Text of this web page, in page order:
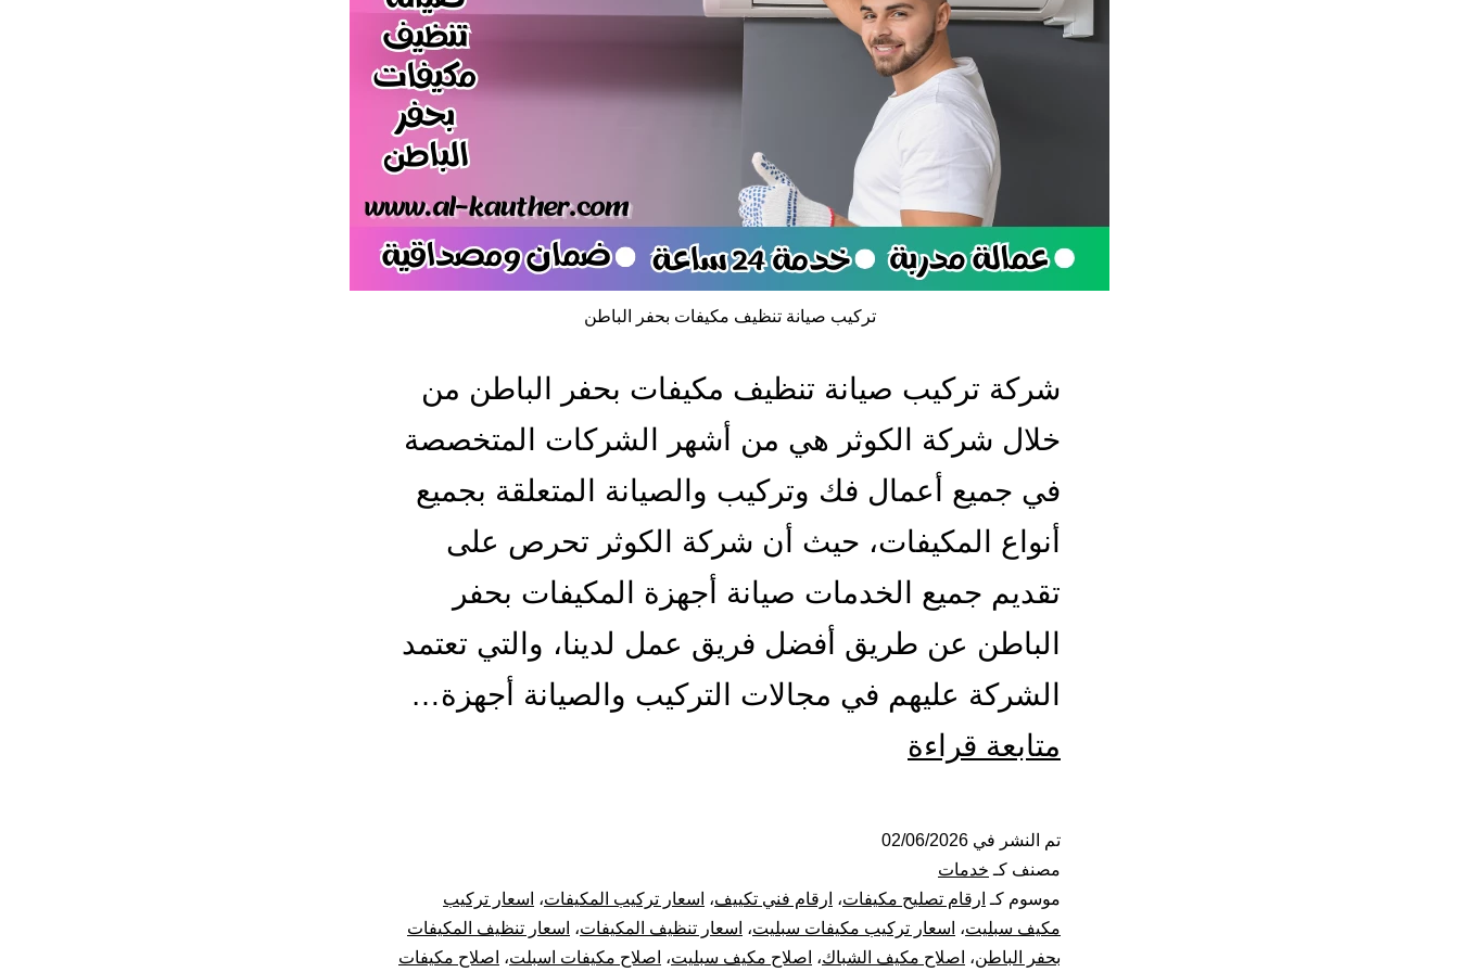
تركيب صيانة تنظيف مكيفات بحفر الباطن
شركة تركيب صيانة تنظيف مكيفات بحفر الباطن من
خلال شركة الكوثر هي من أشهر الشركات المتخصصة
في جميع أعمال فك وتركيب والصيانة المتعلقة بجميع
أنواع المكيفات، حيث أن شركة الكوثر تحرص على
تقديم جميع الخدمات صيانة أجهزة المكيفات بحفر
الباطن عن طريق أفضل فريق عمل لدينا، والتي تعتمد
الشركة عليهم في مجالات التركيب والصيانة أجهزة…
متابعة قراءة
تنظيف
مكيفات
بحفر
تم النشر في 02/06/2026
مصنف كـ خدمات
موسوم كـ ارقام تصليح مكيفات، ارقام فني تكييف، اسعار تركيب المكيفات، اسعار تركيب
مكيف سبليت، اسعار تركيب مكيفات سبليت، اسعار تنظيف المكيفات، اسعار تنظيف المكيفات
بحفر الباطن، اصلاح مكيف الشباك، اصلاح مكيف سبليت، اصلاح مكيفات اسبلت، اصلاح مكيفات